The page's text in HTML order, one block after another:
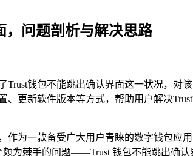
，问题剖析与解决思路
Trust钱包不能跳出确认界面这一状况，
更新软件版本等方式，帮助用户解决
作为一款备受广大用户青睐的数字钱包
为棘手的问题——Trust 钱包不能跳出确